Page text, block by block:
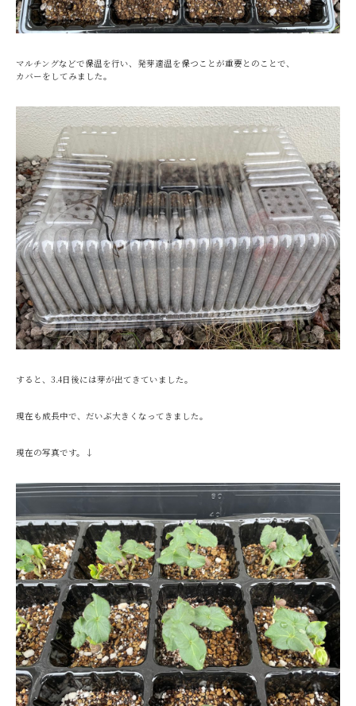
マルチングなどで保温を行い、発芽適温を保つことが重要とのことで、
カバーをしてみました。
すると、3.4日後には芽が出てきていました。
現在も成長中で、だいぶ大きくなってきました。
現在の写真です。↓